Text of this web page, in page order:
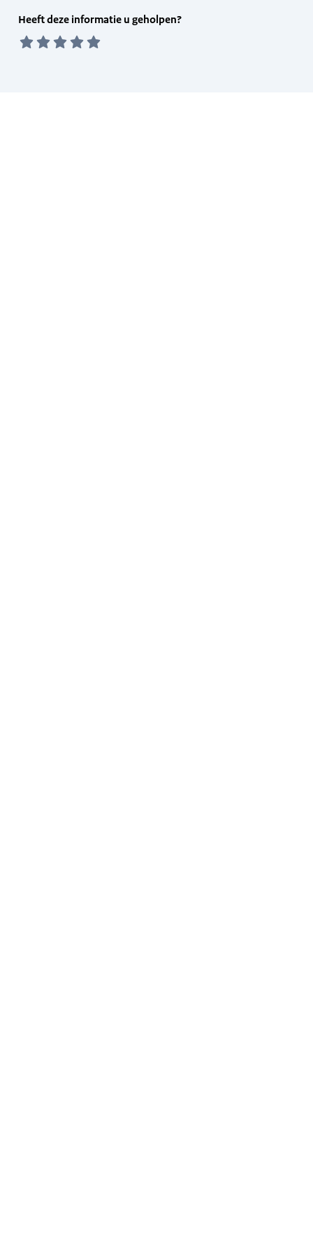
Feedback
form
Heeft deze informatie u geholpen?